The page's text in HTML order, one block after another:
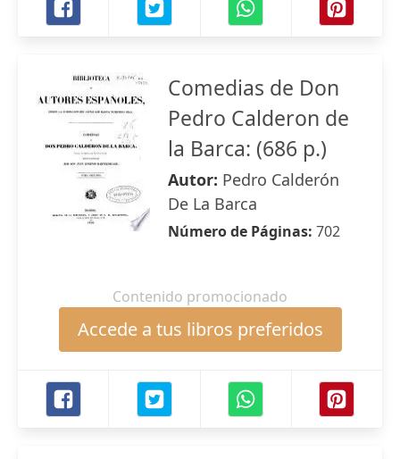
Comedias de Don
Pedro Calderon de
la Barca: (686 p.)
Autor: Pedro Calderón
De La Barca
Número de Páginas: 702
Contenido promocionado
Accede a tus libros preferidos